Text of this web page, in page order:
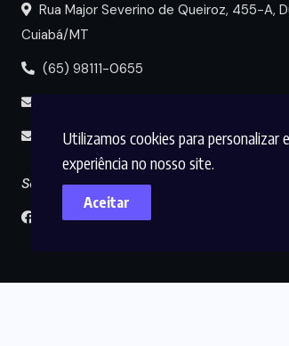
Utilizamos cookies para personalizar
experiência no nosso site.
Aceitar
Rua Major Severino de Queiroz, 455-A,
Cuiabá/MT
(65) 98111-0655
midia@circuitomt.com.br
Seguir